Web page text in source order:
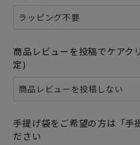
商品レビューを投稿でケアク
定)
手提げ袋をご希望の方は「手
ださい